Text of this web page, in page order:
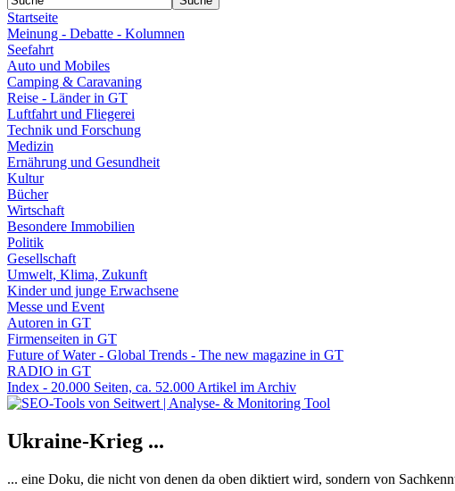
Startseite
Meinung - Debatte - Kolumnen
Seefahrt
Auto und Mobiles
Camping & Caravaning
Reise - Länder in GT
Luftfahrt und Fliegerei
Technik und Forschung
Medizin
Ernährung und Gesundheit
Kultur
Bücher
Wirtschaft
Besondere Immobilien
Politik
Gesellschaft
Umwelt, Klima, Zukunft
Kinder und junge Erwachsene
Messe und Event
Autoren in GT
Firmenseiten in GT
Future of Water - Global Trends - The new magazine in GT
RADIO in GT
Index - 20.000 Seiten, ca. 52.000 Artikel im Archiv
Ukraine-Krieg ...
... eine Doku, die nicht von denen da oben diktiert wird, sondern von